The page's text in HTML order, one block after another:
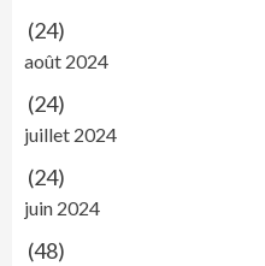
(24)
août 2024
(24)
juillet 2024
(24)
juin 2024
(48)